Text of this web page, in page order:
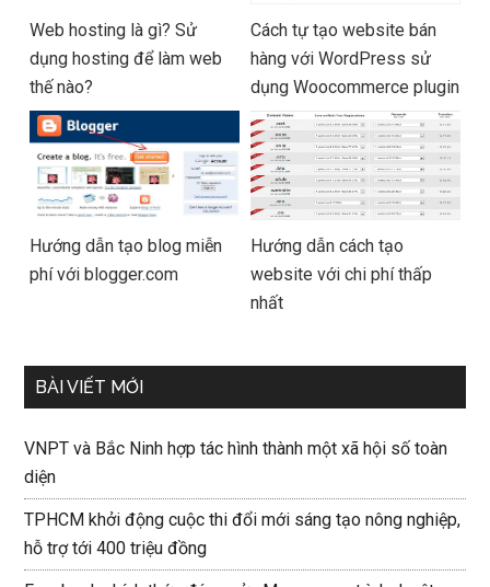
Web hosting là gì? Sử
dụng hosting để làm web
thế nào?
Cách tự tạo website bán
hàng với WordPress sử
dụng Woocommerce plugin
Hướng dẫn tạo blog miễn
phí với blogger.com
Hướng dẫn cách tạo
website với chi phí thấp
nhất
BÀI VIẾT MỚI
VNPT và Bắc Ninh hợp tác hình thành một xã hội số toàn
diện
TPHCM khởi động cuộc thi đổi mới sáng tạo nông nghiệp,
hỗ trợ tới 400 triệu đồng